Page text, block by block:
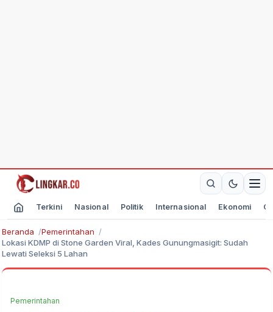
Terkini Nasional Politik Internasional Ekonomi
Beranda
Pemerintahan
Lokasi KDMP di Stone Garden Viral, Kades Gunungmasigit: Sudah
Lewati Seleksi 5 Lahan
Pemerintahan